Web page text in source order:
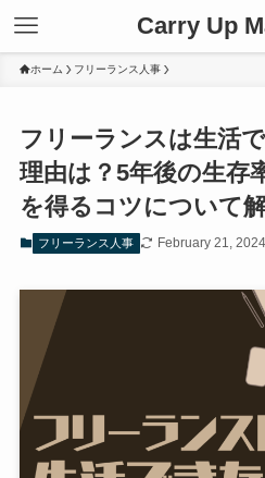
Carry Up
ホーム フリーランス人事
フリーランスは生活
理由は？5年後の生存
を得るコツについて
フリーランス人事 February 21, 2024